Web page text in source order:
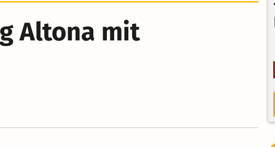
Altona mit